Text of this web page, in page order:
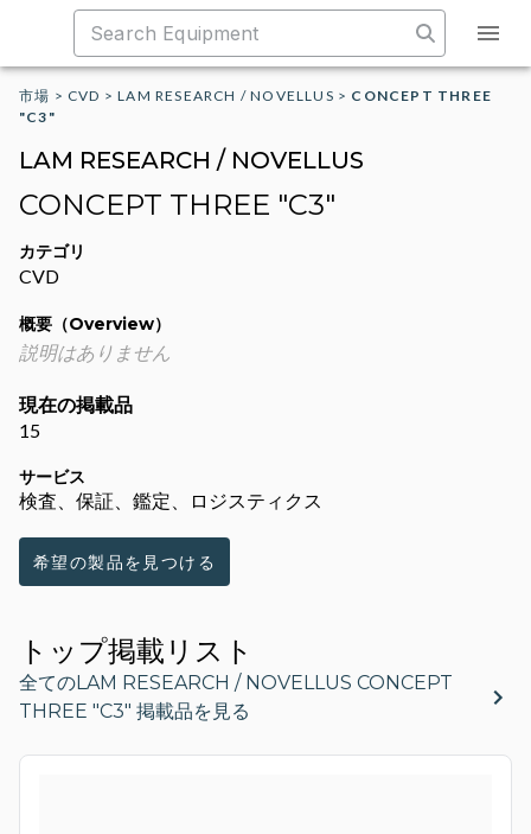
市場 > CVD >LAM RESEARCH / NOVELLUS > CONCEPT THREE
"C3"
LAM RESEARCH / NOVELLUS
CONCEPT THREE "C3"
カテゴリ
CVD
概要（Overview）
説明はありません
現在の掲載品
15
サービス
検査、保証、鑑定、ロジスティクス
希望の製品を見つける
トップ掲載リスト
全てのLAM RESEARCH / NOVELLUS CONCEPT
THREE "C3" 掲載品を見る